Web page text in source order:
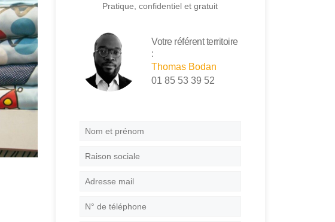
Pratique, confidentiel et gratuit
Votre référent territoire
:
Thomas Bodan
01 85 53 39 52
Nom
prénom*
Raison
Adresse
N°